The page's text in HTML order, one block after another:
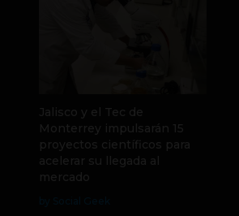
Jalisco y el Tec de
Monterrey impulsarán 15
proyectos científicos para
acelerar su llegada al
mercado